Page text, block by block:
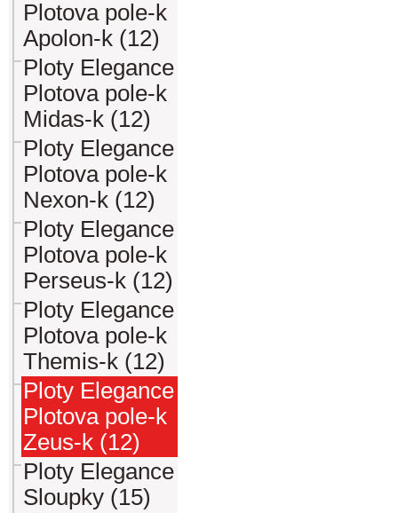
Plotova pole-k
Apolon-k (12)
Ploty Elegance
Plotova pole-k
Midas-k (12)
Ploty Elegance
Plotova pole-k
Nexon-k (12)
Ploty Elegance
Plotova pole-k
Perseus-k (12)
Ploty Elegance
Plotova pole-k
Themis-k (12)
Ploty Elegance
Plotova pole-k
Zeus-k (12)
Ploty Elegance
Sloupky (15)